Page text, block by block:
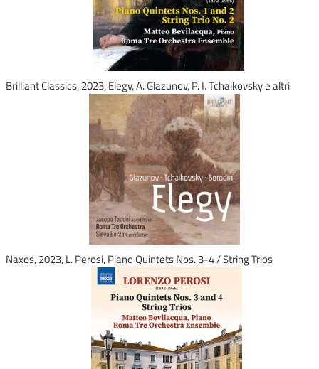
Brilliant Classics, 2023, Elegy, A. Glazunov, P. I. Tchaikovsky e altri
Naxos, 2023, L. Perosi, Piano Quintets Nos. 3-4 / String Trios